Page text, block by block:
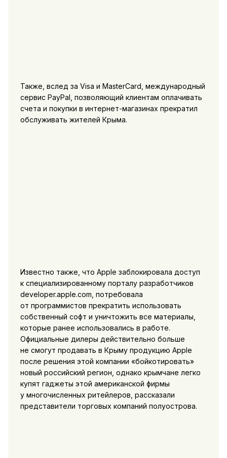
Также, вслед за Visa и MasterCard, международный
сервис PayPal, позволяющий клиентам оплачивать
счета и покупки в интернет-магазинах прекратил
обслуживать жителей Крыма.
Известно также, что Apple заблокировала доступ
к специализированному порталу разработчиков
developer.apple.com, потребовала
от программистов прекратить использовать
собственный софт и уничтожить все материалы,
которые ранее использовались в работе.
Официальные дилеры действительно больше
не смогут продавать в Крыму продукцию Apple
после решения этой компании «бойкотировать»
новый российский регион, однако крымчане легко
купят гаджеты этой американской фирмы
у многочисленных ритейлеров, рассказали
представители торговых компаний полуострова.